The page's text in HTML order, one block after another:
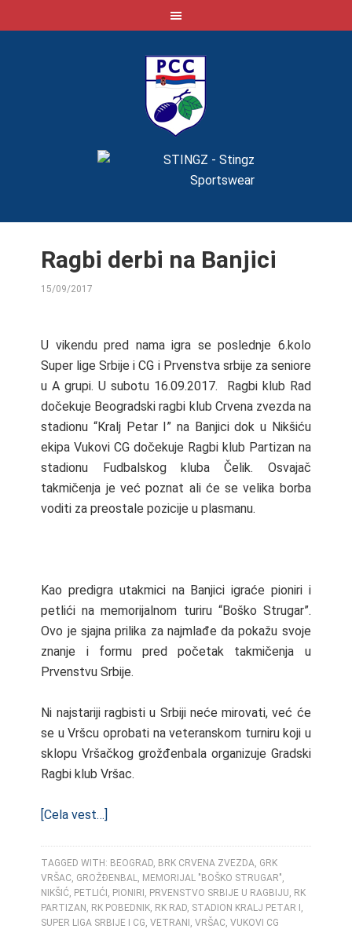
Ragbi derbi na Banjici
15/09/2017
U vikendu pred nama igra se poslednje 6.kolo
Super lige Srbije i CG i Prvenstva srbije za seniore
u A grupi. U subotu 16.09.2017. Ragbi klub Rad
dočekuje Beogradski ragbi klub Crvena zvezda na
stadionu “Kralj Petar I” na Banjici dok u Nikšiću
ekipa Vukovi CG dočekuje Ragbi klub Partizan na
stadionu Fudbalskog kluba Čelik. Osvajač
takmičenja je već poznat ali će se velika borba
voditi za preostale pozicije u plasmanu.
Kao predigra utakmici na Banjici igraće pioniri i
petlići na memorijalnom turiru “Boško Strugar”.
Ovo je sjajna prilika za najmlađe da pokažu svoje
znanje i formu pred početak takmičenja u
Prvenstvu Srbije.
Ni najstariji ragbisti u Srbiji neće mirovati, već će
se u Vršcu oprobati na veteranskom turniru koji u
sklopu Vršačkog grožđenbala organizuje Gradski
Ragbi klub Vršac.
[Cela vest…]
TAGGED WITH: BEOGRAD, BRK CRVENA ZVEZDA, GRK
VRŠAC, GROŽĐENBAL, MEMORIJAL "BOŠKO STRUGAR",
NIKŠIĆ, PETLIĆI , PIONIRI , PRVENSTVO SRBIJE U RAGBIJU, RK
PARTIZAN , RK POBEDNIK, RK RAD, STADION KRALJ PETAR I ,
SUPER LIGA SRBIJE I CG,VETRANI ,VRŠAC,VUKOVI CG